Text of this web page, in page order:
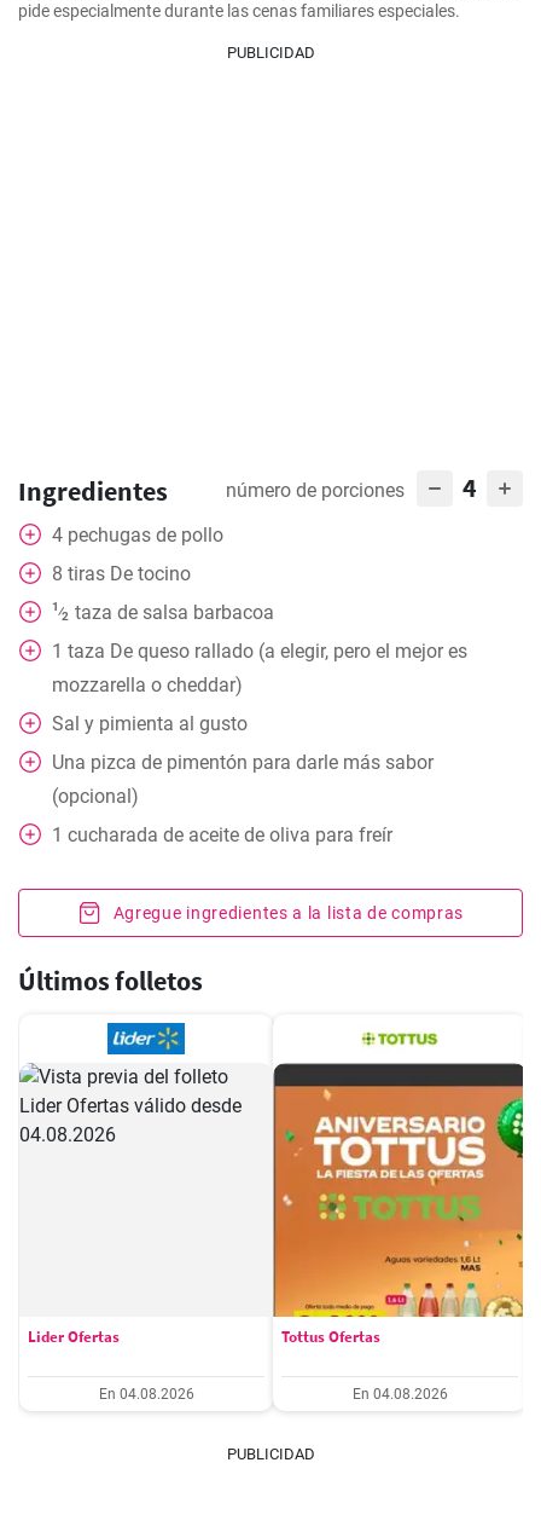
pide especialmente durante las cenas familiares especiales.
PUBLICIDAD
Ingredientes número de porciones 4
4 pechugas de pollo
8 tiras De tocino
1⁄2 taza de salsa barbacoa
1 taza De queso rallado (a elegir, pero el mejor es
mozzarella o cheddar)
Sal y pimienta al gusto
Una pizca de pimentón para darle más sabor
(opcional)
1 cucharada de aceite de oliva para freír
Agregue ingredientes a la lista de compras
Últimos folletos
Lider Ofertas
En 04.08.2026
Tottus Ofertas
En 04.08.2026
PUBLICIDAD